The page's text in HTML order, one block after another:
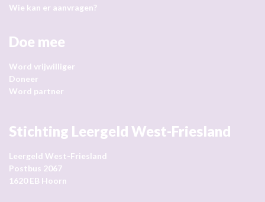
Wie kan er aanvragen?
Doe mee
Word vrijwilliger
Doneer
Word partner
Stichting Leergeld West-Friesland
Leergeld West-Friesland
Postbus 2067
1620 EB Hoorn